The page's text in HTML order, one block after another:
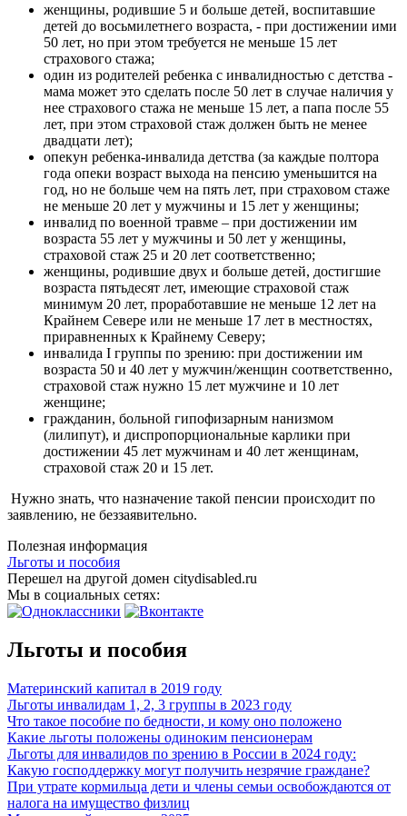
женщины, родившие 5 и больше детей, воспитавшие
детей до восьмилетнего возраста, - при достижении ими
50 лет, но при этом требуется не меньше 15 лет
страхового стажа;
один из родителей ребенка с инвалидностью с детства -
мама может это сделать после 50 лет в случае наличия у
нее страхового стажа не меньше 15 лет, а папа после 55
лет, при этом страховой стаж должен быть не менее
двадцати лет);
опекун ребенка-инвалида детства (за каждые полтора
года опеки возраст выхода на пенсию уменьшится на
год, но не больше чем на пять лет, при страховом стаже
не меньше 20 лет у мужчины и 15 лет у женщины;
инвалид по военной травме – при достижении им
возраста 55 лет у мужчины и 50 лет у женщины,
страховой стаж 25 и 20 лет соответственно;
женщины, родившие двух и больше детей, достигшие
возраста пятьдесят лет, имеющие страховой стаж
минимум 20 лет, проработавшие не меньше 12 лет на
Крайнем Севере или не меньше 17 лет в местностях,
приравненных к Крайнему Северу;
инвалида I группы по зрению: при достижении им
возраста 50 и 40 лет у мужчин/женщин соответственно,
страховой стаж нужно 15 лет мужчине и 10 лет
женщине;
гражданин, больной гипофизарным нанизмом
(лилипут), и диспропорциональные карлики при
достижении 45 лет мужчинам и 40 лет женщинам,
страховой стаж 20 и 15 лет.
Нужно знать, что назначение такой пенсии происходит по
заявлению, не беззаявительно.
Полезная информация
Льготы и пособия
Перешел на другой домен citydisabled.ru
Мы в социальных сетях:
Льготы и пособия
Материнский капитал в 2019 году
Льготы инвалидам 1, 2, 3 группы в 2023 году
Что такое пособие по бедности, и кому оно положено
Какие льготы положены одиноким пенсионерам
Льготы для инвалидов по зрению в России в 2024 году:
Какую господдержку могут получить незрячие граждане?
При утрате кормильца дети и члены семьи освобождаются от
налога на имущество физлиц